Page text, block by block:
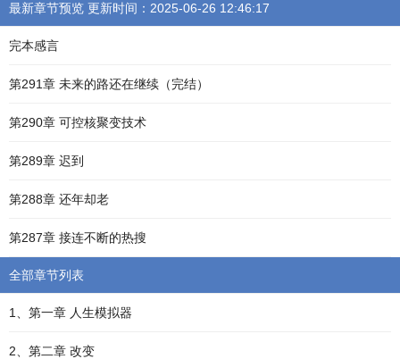
最新章节预览 更新时间：2025-06-26 12:46:17
完本感言
第291章 未来的路还在继续（完结）
第290章 可控核聚变技术
第289章 迟到
第288章 还年却老
第287章 接连不断的热搜
全部章节列表
1、第一章 人生模拟器
2、第二章 改变